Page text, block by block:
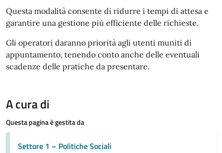
Questa modalità consente di ridurre i tempi di attesa e
garantire una gestione più efficiente delle richieste.
Gli operatori daranno priorità agli utenti muniti di
appuntamento, tenendo conto anche delle eventuali
scadenze delle pratiche da presentare.
A cura di
Questa pagina è gestita da
Settore 1 – Politiche Sociali